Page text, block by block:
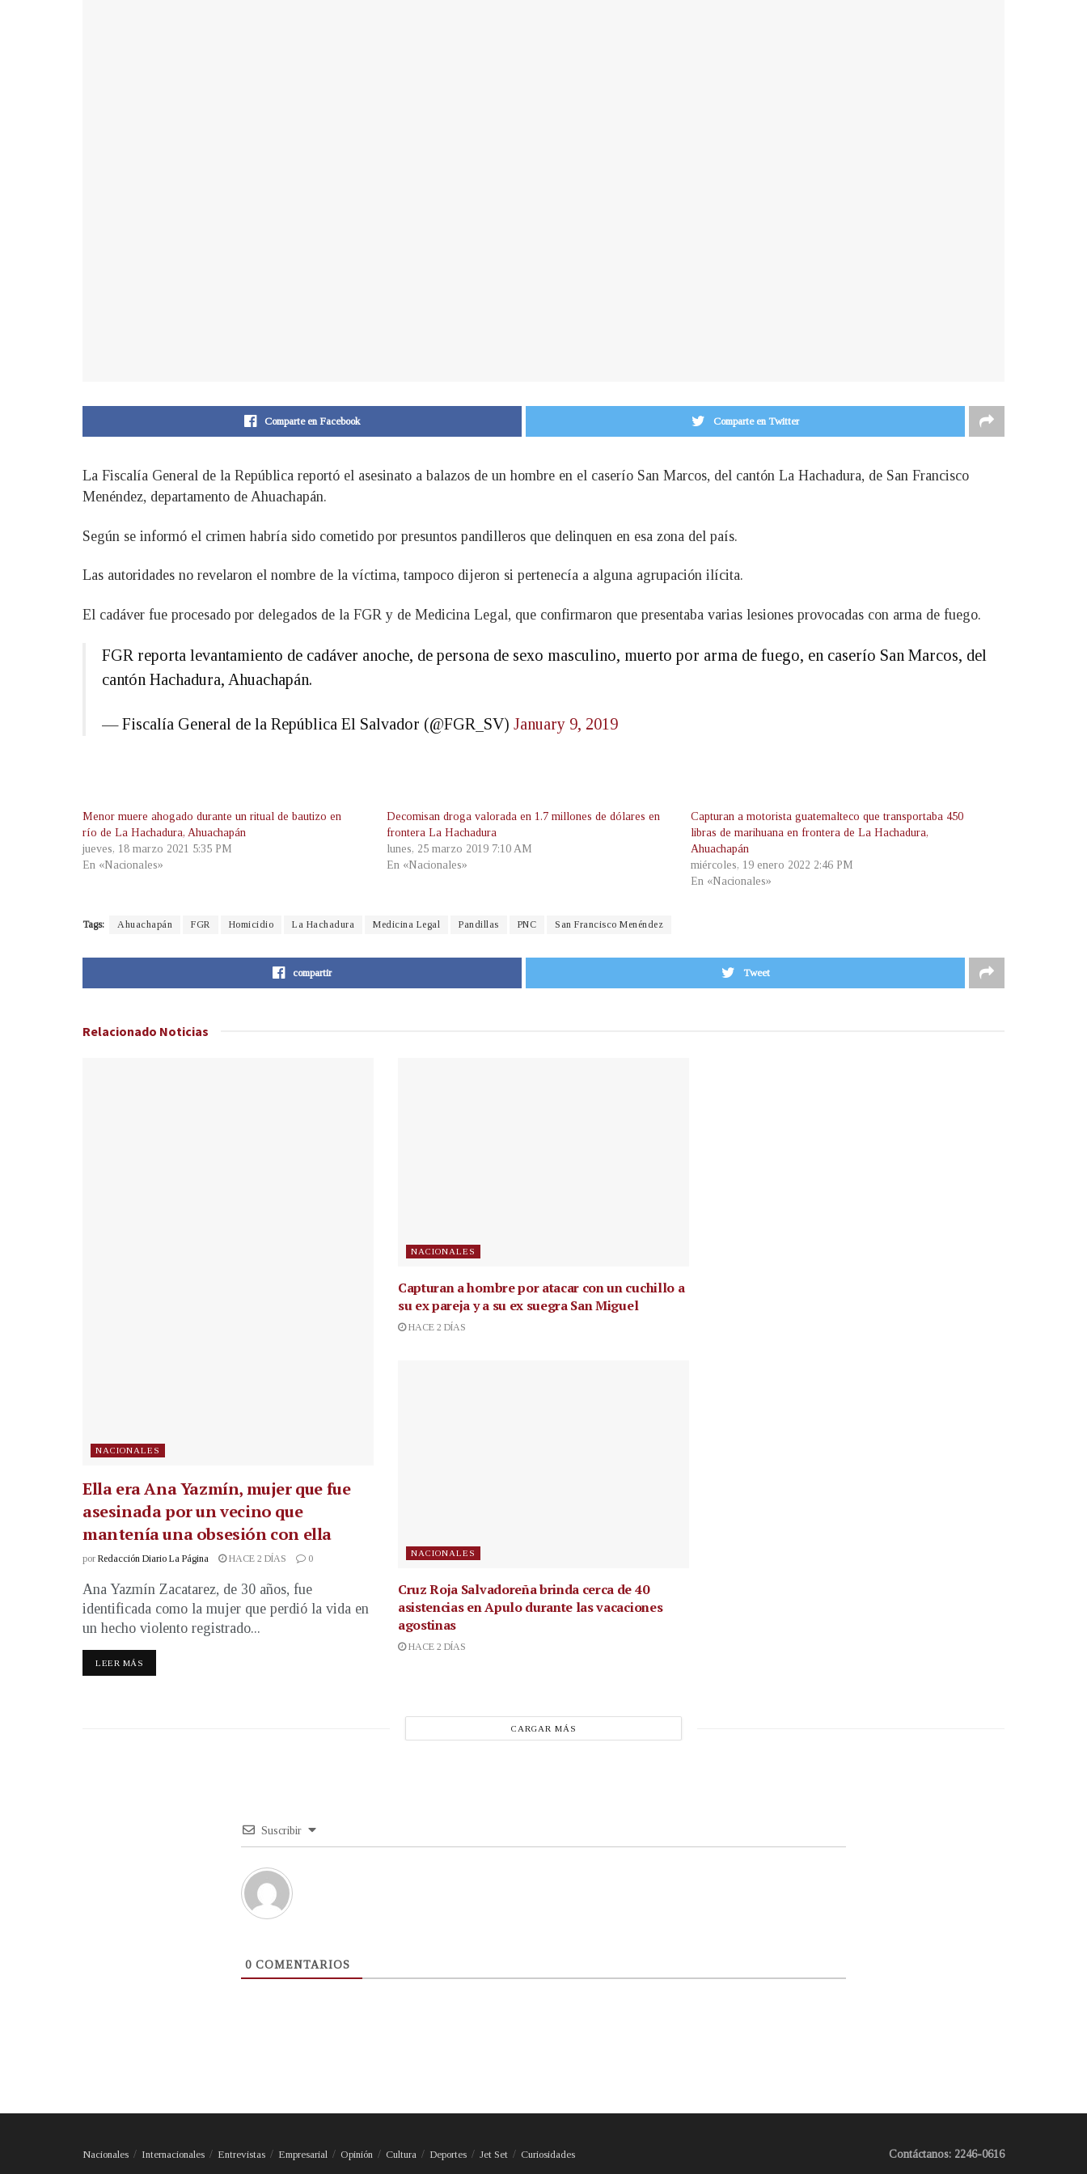
Comparte en Facebook Comparte en Twitter
La Fiscalía General de la República reportó el asesinato a balazos de un hombre en el caserío San Marcos, del cantón La Hachadura, de San Francisco
Menéndez, departamento de Ahuachapán.
Según se informó el crimen habría sido cometido por presuntos pandilleros que delinquen en esa zona del país.
Las autoridades no revelaron el nombre de la víctima, tampoco dijeron si pertenecía a alguna agrupación ilícita.
El cadáver fue procesado por delegados de la FGR y de Medicina Legal, que confirmaron que presentaba varias lesiones provocadas con arma de fuego.
FGR reporta levantamiento de cadáver anoche, de persona de sexo masculino, muerto por arma de fuego, en caserío San Marcos, del
cantón Hachadura, Ahuachapán.
— Fiscalía General de la República El Salvador (@FGR_SV) January 9, 2019
Menor muere ahogado durante un ritual de bautizo en
río de La Hachadura, Ahuachapán
jueves, 18 marzo 2021 5:35 PM
En «Nacionales»
Decomisan droga valorada en 1.7 millones de dólares en
frontera La Hachadura
lunes, 25 marzo 2019 7:10 AM
En «Nacionales»
Capturan a motorista guatemalteco que transportaba 450
libras de marihuana en frontera de La Hachadura,
Ahuachapán
miércoles, 19 enero 2022 2:46 PM
En «Nacionales»
Tags: Ahuachapán FGR Homicidio La Hachadura Medicina Legal Pandillas PNC San Francisco Menéndez
compartir Tweet
Relacionado Noticias
NACIONALES
Ella era Ana Yazmín, mujer que fue
asesinada por un vecino que
mantenía una obsesión con ella
por Redacción Diario La Página HACE 2 DÍAS 0
Ana Yazmín Zacatarez, de 30 años, fue
identificada como la mujer que perdió la vida en
un hecho violento registrado...
LEER MÁS
NACIONALES
Capturan a hombre por atacar con un cuchillo a
su ex pareja y a su ex suegra San Miguel
HACE 2 DÍAS
NACIONALES
Cruz Roja Salvadoreña brinda cerca de 40
asistencias en Apulo durante las vacaciones
agostinas
HACE 2 DÍAS
CARGAR MÁS
Suscribir
0 COMENTARIOS
Nacionales Internacionales Entrevistas Empresarial Opinión Cultura Deportes Jet Set Curiosidades Contáctanos: 2246-0616